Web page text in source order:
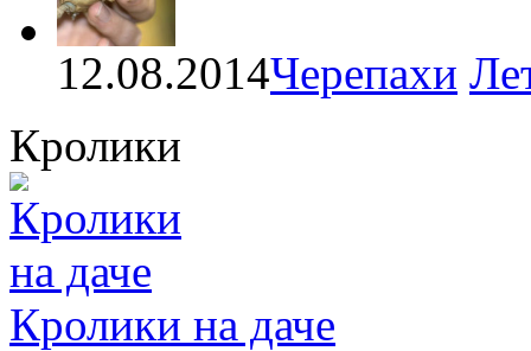
12.08.2014Черепахи
Кролики
Кролики на даче